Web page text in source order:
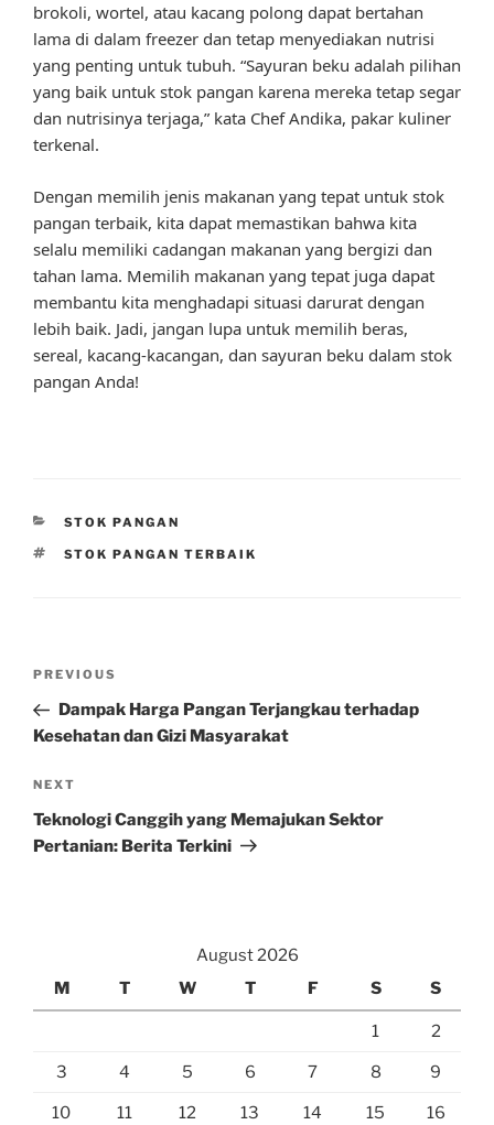
brokoli, wortel, atau kacang polong dapat bertahan
lama di dalam freezer dan tetap menyediakan nutrisi
yang penting untuk tubuh. “Sayuran beku adalah pilihan
yang baik untuk stok pangan karena mereka tetap segar
dan nutrisinya terjaga,” kata Chef Andika, pakar kuliner
terkenal.
Dengan memilih jenis makanan yang tepat untuk stok
pangan terbaik, kita dapat memastikan bahwa kita
selalu memiliki cadangan makanan yang bergizi dan
tahan lama. Memilih makanan yang tepat juga dapat
membantu kita menghadapi situasi darurat dengan
lebih baik. Jadi, jangan lupa untuk memilih beras,
sereal, kacang-kacangan, dan sayuran beku dalam stok
pangan Anda!
CATEGORIES
STOK PANGAN
TAGS
STOK PANGAN TERBAIK
Previous
Post
PREVIOUS
Dampak Harga Pangan Terjangkau terhadap
Kesehatan dan Gizi Masyarakat
Next
Post
NEXT
Teknologi Canggih yang Memajukan Sektor
Pertanian: Berita Terkini
August 2026
M
T W T F S S
1 2
3 4 5 6 7 8 9
10 11 12 13 14 15 16